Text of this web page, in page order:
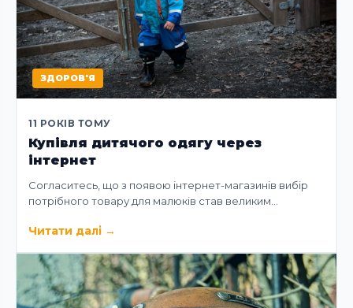
ЗДОРОВ'Я
11 РОКІВ ТОМУ
Купівля дитячого одягу через
інтернет
Согласитесь, що з появою інтернет-магазинів вибір
потрібного товару для малюків став великим…
Читати далі →